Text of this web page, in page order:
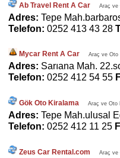
Ab Travel Rent A Car Araç ve
Adres: Tepe
Telefon: 0252 413 43 28
Mycar Rent A Car Araç ve Oto
Adres: Sarıana Mah.
Telefon: 0252 412 54 55
Gök Oto Kiralama Araç ve Oto
Adres: Tepe Mah.ulusal
Telefon: 0252 412 11 25
Zeus Car Rental.com Araç ve